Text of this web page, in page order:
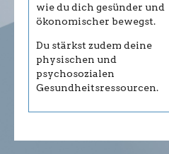
wie du dich gesünder und
ökonomischer bewegst.
Du stärkst zudem deine
physischen und
psychosozialen
Gesundheitsressourcen.